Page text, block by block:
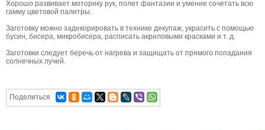
Хорошо развивает моторику рук, полет фантазии и умение сочетать всю
гамму цветовой палитры.
Заготовку можно задекорировать в технике декупаж, украсить с помощью
бусин, бисера, микробисера, расписать акриловыми красками и т. д.
Заготовки следует беречь от нагрева и защищать от прямого попадания
солнечных лучей.
Поделиться